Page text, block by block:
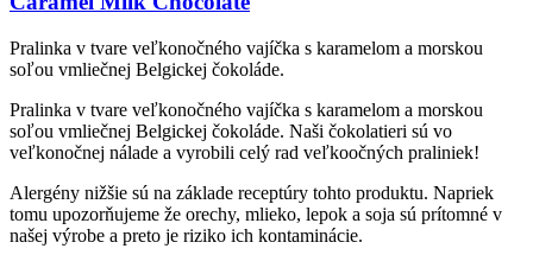
Pralinka v tvare veľkonočného vajíčka s karamelom a morskou
soľou vmliečnej Belgickej čokoláde.
Pralinka v tvare veľkonočného vajíčka s karamelom a morskou
soľou vmliečnej Belgickej čokoláde. Naši čokolatieri sú vo
veľkonočnej nálade a vyrobili celý rad veľkoočných praliniek!
Alergény nižšie sú na základe receptúry tohto produktu. Napriek
tomu upozorňujeme že orechy, mlieko, lepok a soja sú prítomné v
našej výrobe a preto je riziko ich kontaminácie.